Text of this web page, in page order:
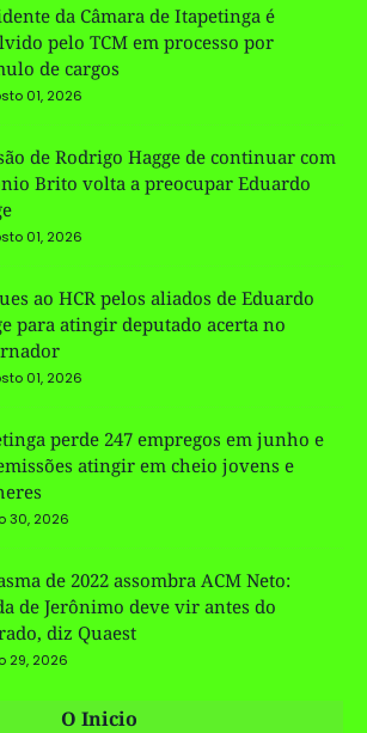
da Câmara de Itapetinga é
pelo TCM em processo por
de cargos
01, 2026
de Rodrigo Hagge de continuar com
Brito volta a preocupar Eduardo
01, 2026
ao HCR pelos aliados de Eduardo
para atingir deputado acerta no
01, 2026
perde 247 empregos em junho e
atingir em cheio jovens e
30, 2026
de 2022 assombra ACM Neto:
de Jerônimo deve vir antes do
diz Quaest
29, 2026
O Inicio